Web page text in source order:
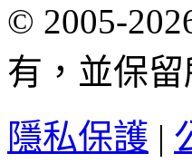
© 2005-
有，並保留
隱私保護 |